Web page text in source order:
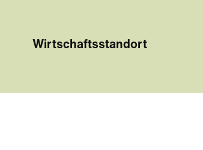
Wirtschaftsstandort